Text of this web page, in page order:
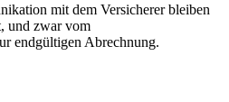
mit dem Versicherer bleiben
und zwar vom
endgültigen Abrechnung.